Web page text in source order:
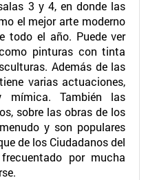
3 y 4, en donde las
el mejor arte moderno
todo el año. Puede ver
pinturas con tinta
Además de las
varias actuaciones,
También las
sobre las obras de los
y son populares
de los Ciudadanos del
por mucha